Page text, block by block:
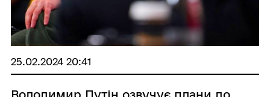
25.02.2024 20:41